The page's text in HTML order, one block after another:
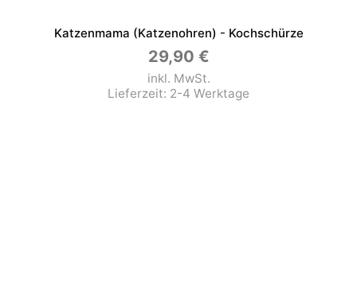
Katzenmama (Katzenohren) - Kochschürze
29,90 €
inkl. MwSt.
Lieferzeit: 2-4 Werktage